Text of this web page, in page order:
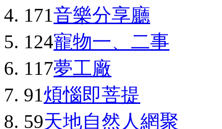
171音樂分享廳
124寵物一、二事
117夢工廠
91煩惱即菩提
59天地自然人網聚